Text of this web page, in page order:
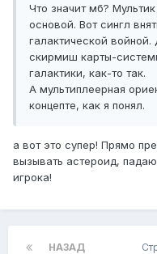
Что значит мб?
основой. Вот сингл
галактической
скирмиш карты-
галактики, как-то так.
А мультиплеерная
концепте, как я понял.
а вот это супер! Прямо
вызывать астероид,
игрока!
НАЗАД